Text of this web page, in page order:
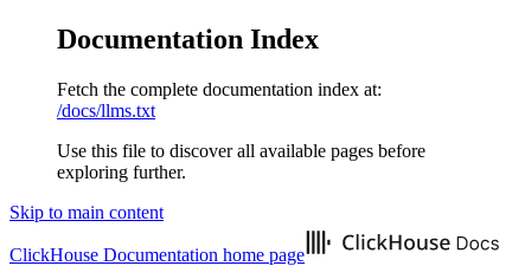
Documentation Index
Fetch the complete documentation index at:
/docs/llms.txt
Use this file to discover all available pages before
exploring further.
Skip to main content
ClickHouse Documentation home page